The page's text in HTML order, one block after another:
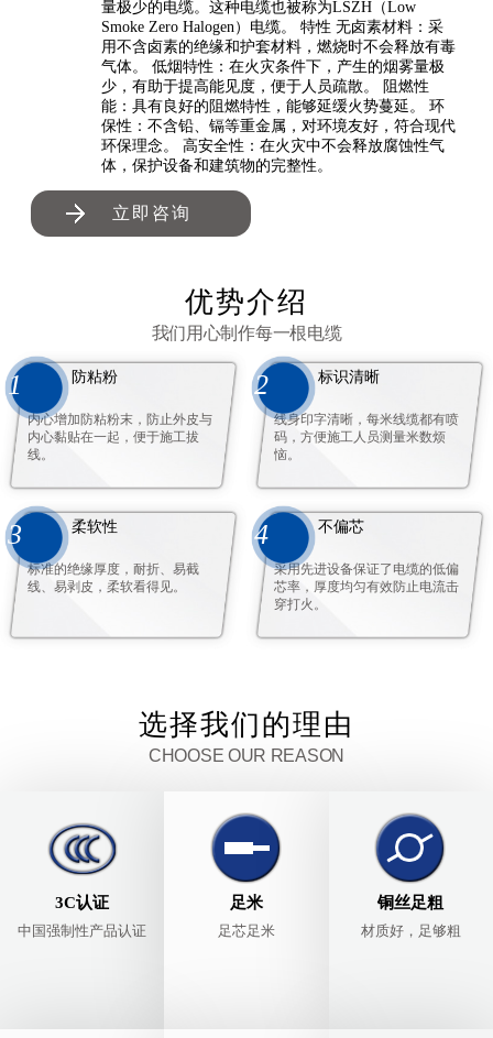
量极少的电缆。这种电缆也被称为LSZH（Low
Smoke Zero Halogen）电缆。 特性 无卤素材料：采
用不含卤素的绝缘和护套材料，燃烧时不会释放有毒
气体。 低烟特性：在火灾条件下，产生的烟雾量极
少，有助于提高能见度，便于人员疏散。 阻燃性
能：具有良好的阻燃特性，能够延缓火势蔓延。 环
保性：不含铅、镉等重金属，对环境友好，符合现代
环保理念。 高安全性：在火灾中不会释放腐蚀性气
体，保护设备和建筑物的完整性。
立即咨询
优势介绍
我们用心制作每一根电缆
1 防粘粉
内心增加防粘粉末，防止外皮与
内心黏贴在一起，便于施工拔
线。
2 标识清晰
线身印字清晰，每米线缆都有喷
码，方便施工人员测量米数烦
恼。
3 柔软性
标准的绝缘厚度，耐折、易截
线、易剥皮，柔软看得见。
4 不偏芯
采用先进设备保证了电缆的低偏
芯率，厚度均匀有效防止电流击
穿打火。
选择我们的理由
CHOOSE OUR REASON
3C认证
中国强制性产品认证
足米
足芯足米
铜丝足粗
材质好，足够粗